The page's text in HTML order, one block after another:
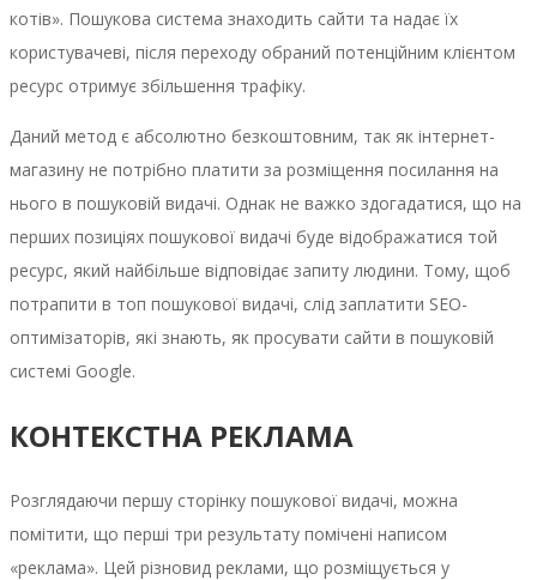
котів». Пошукова система знаходить сайти та надає їх
користувачеві, після переходу обраний потенційним клієнтом
ресурс отримує збільшення трафіку.
Даний метод є абсолютно безкоштовним, так як інтернет-
магазину не потрібно платити за розміщення посилання на
нього в пошуковій видачі. Однак не важко здогадатися, що на
перших позиціях пошукової видачі буде відображатися той
ресурс, який найбільше відповідає запиту людини. Тому, щоб
потрапити в топ пошукової видачі, слід заплатити SEO-
оптимізаторів, які знають, як просувати сайти в пошуковій
системі Google.
КОНТЕКСТНА РЕКЛАМА
Розглядаючи першу сторінку пошукової видачі, можна
помітити, що перші три результату помічені написом
«реклама». Цей різновид реклами, що розміщується у